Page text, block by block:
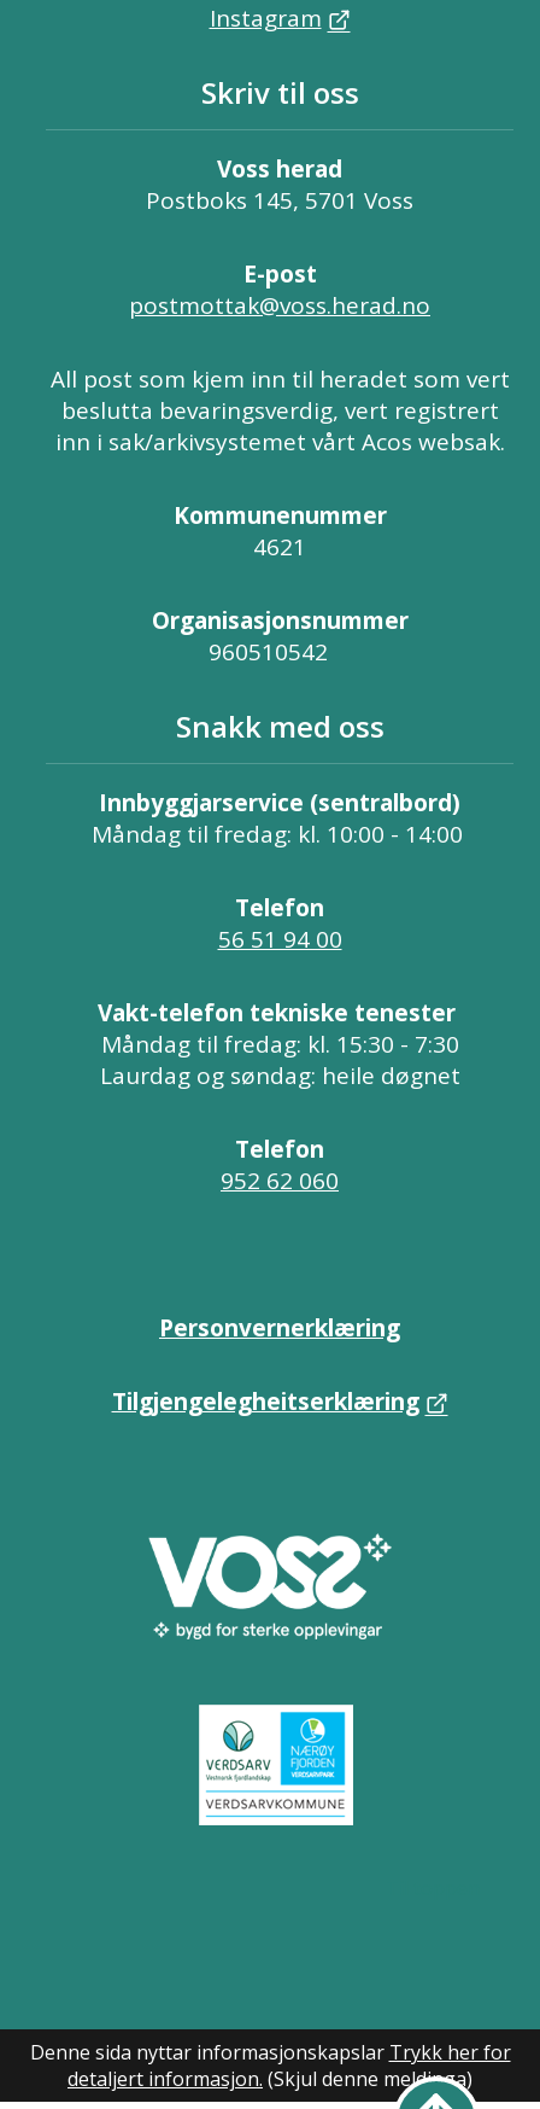
Instagram
Skriv til oss
Voss herad
Postboks 145, 5701 Voss
E-post
postmottak@voss.herad.no
All post som kjem inn til heradet som vert
beslutta bevaringsverdig, vert registrert
inn i sak/arkivsystemet vårt Acos websak.
Kommunenummer
4621
Organisasjonsnummer
960510542
Snakk med oss
Innbyggjarservice (sentralbord)
Måndag til fredag: kl. 10:00 - 14:00
Telefon
56 51 94 00
Vakt-telefon tekniske tenester
Måndag til fredag: kl. 15:30 - 7:30
Laurdag og søndag: heile døgnet
Telefon
952 62 060
Personvernerklæring
Tilgjengelegheitserklæring
Denne sida nyttar informasjonskapslar Trykk her for
detaljert informasjon. (Skjul denne meldinga)